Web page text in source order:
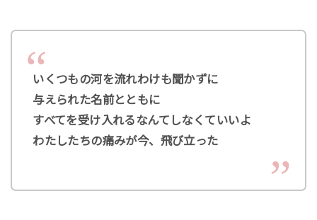
いくつもの河を流れわけも聞かずに
与えられた名前とともに
すべてを受け入れるなんてしなくていいよ
わたしたちの痛みが今、飛び立った